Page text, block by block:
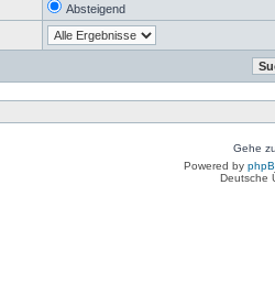
Absteigend
Gehe
Powered by
Deutsche